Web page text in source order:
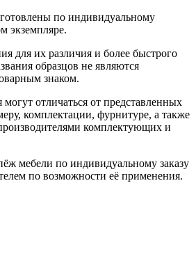
по индивидуальному
экземпляре.
для их различия и более быстрого
образцов не являются
знаком.
отличаться от представленных
комплектации, фурнитуре, а также
комплектующих и
мебели по индивидуальному заказу
по возможности её применения.